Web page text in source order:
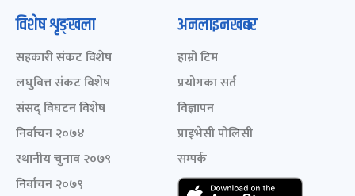
विशेष शृङ्खला
सहकारी संकट विशेष
लघुवित्त संकट विशेष
संसद् विघटन विशेष
निर्वाचन २०७४
स्थानीय चुनाव २०७९
निर्वाचन २०७९
अनलाइनखबर
हाम्रो टिम
प्रयोगका सर्त
विज्ञापन
प्राइभेसी पोलिसी
सम्पर्क